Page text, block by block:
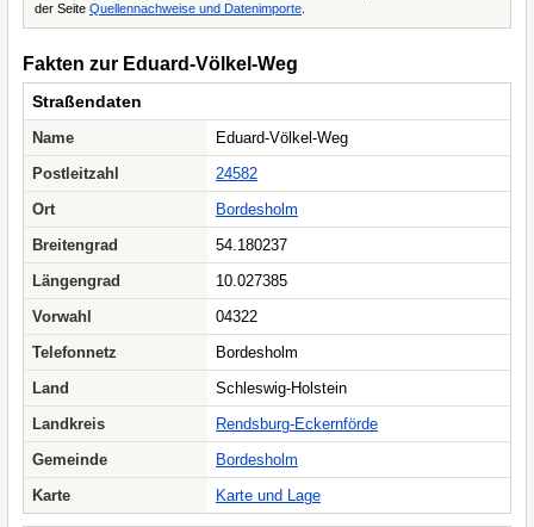
der Seite Quellennachweise und Datenimporte
Fakten zur Eduard-Völkel-Weg
Straßendaten
Name
Eduard-Völkel-Weg
Postleitzahl
24582
Ort
Bordesholm
Breitengrad
54.180237
Längengrad
10.027385
Vorwahl
04322
Telefonnetz
Bordesholm
Land
Schleswig-Holstein
Landkreis
Rendsburg-Eckernförde
Gemeinde
Bordesholm
Karte
Karte und Lage